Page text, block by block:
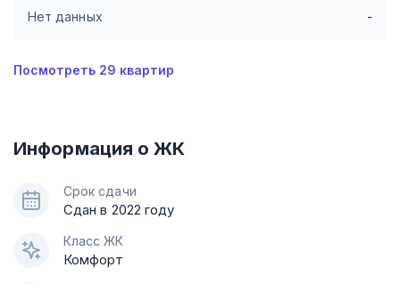
Нет данных
-
Посмотреть 29 квартир
Информация о ЖК
Срок сдачи
Сдан в 2022 году
Класс ЖК
Комфорт